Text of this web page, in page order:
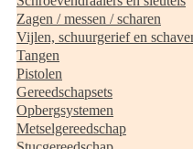
Zagen / messen / scharen
Vijlen, schuurgerief en
Tangen
Pistolen
Gereedschapsets
Opbergsystemen
Metselgereedschap